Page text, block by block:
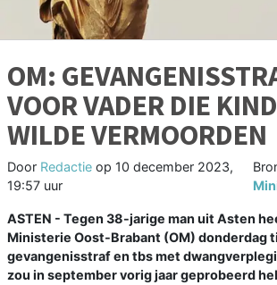
OM:
VOOR VADER DIE
WILDE VERMOORDEN
Door Redactie op 10 december 2023,
19:57 uur
ASTEN - Tegen 38-jarige man uit Asten
Ministerie Oost-Brabant (OM) donderdag
gevangenisstraf en tbs met
zou in september vorig jaar geprobeerd